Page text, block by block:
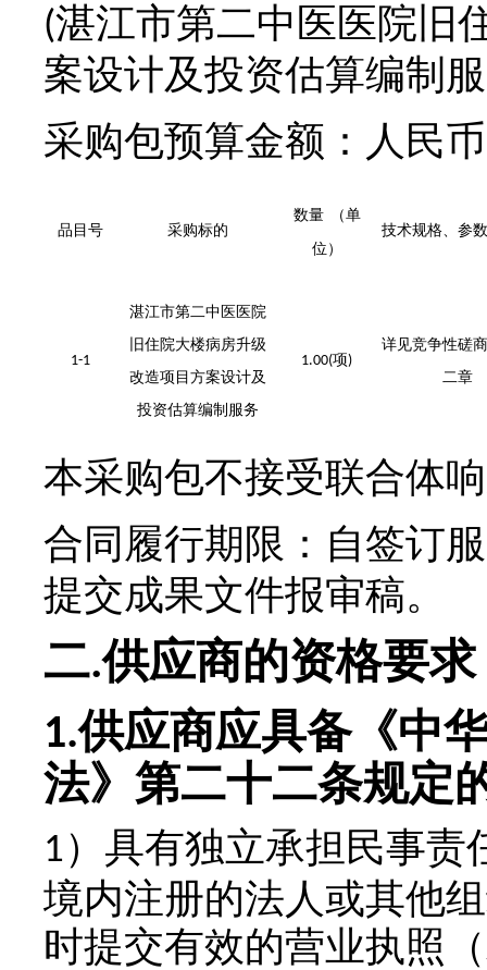
(湛江市第二中医医院旧
案设计及投资估算编制
采购包预算金额： 人民币
品目号 采购标的
数量 （单
位）
技术规格、参
1-1
湛江市第二中医医院
旧住院大楼病房升级
改造项目方案设计及
投资估算编制服务
1.00(项)
详见竞争性磋
二章
本采购包不接受联合体
合同履行期限： 自签订
提交成果文件报审稿。
二.供应商的资格要求
1.供应商应具备《中
法》第二十二条规定
1） 具有独立承担民事责
境内注册的法人或其他
时提交有效的营业执照